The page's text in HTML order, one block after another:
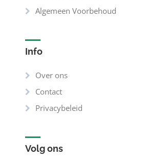
Algemeen Voorbehoud
Info
Over ons
Contact
Privacybeleid
Volg ons